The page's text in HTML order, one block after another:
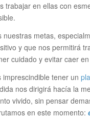
trabajar en ellas con
nuestras metas,
y que nos permitirá
cuidado y evitar caer
imprescindible tener un
nos dirigirá hacía la
vivido, sin pensar
en este momento: